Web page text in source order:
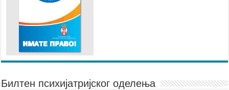
Билтен психијатријског оделења